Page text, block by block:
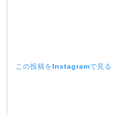
この投稿をInstagramで見る